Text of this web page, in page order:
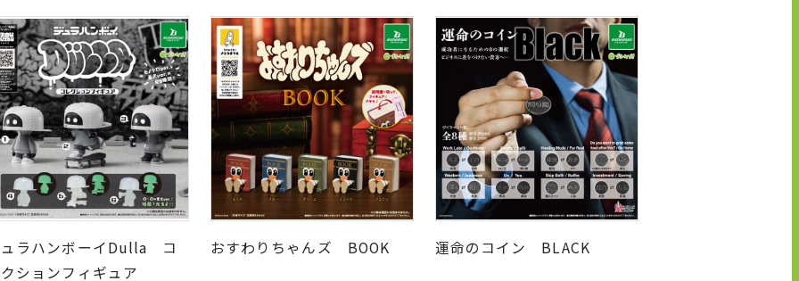
ラハンボーイDulla コ
ションフィギュア
おすわりちゃんズ BOOK 運命のコイン BLACK